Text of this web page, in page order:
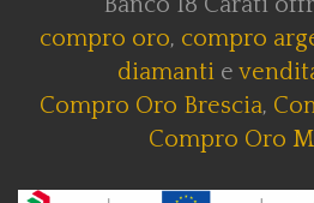
compro oro, compro
diamantie
Compro Oro Brescia,
Compro Oro